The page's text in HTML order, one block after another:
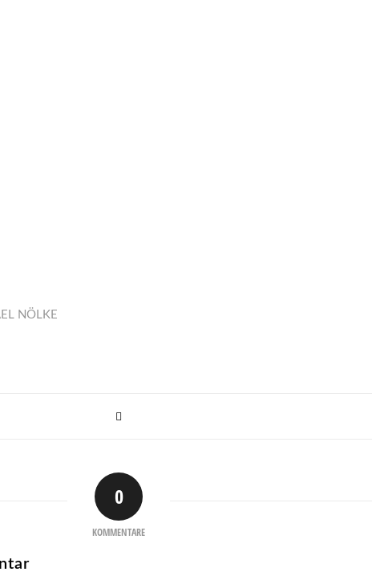
NÖLKE
0
KOMMENTARE